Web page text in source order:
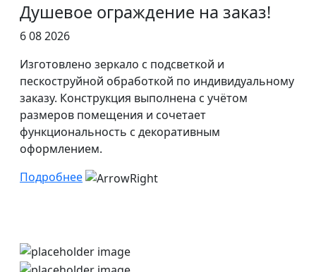
Душевое ограждение на заказ!
6 08 2026
Изготовлено зеркало с подсветкой и
пескоструйной обработкой по индивидуальному
заказу. Конструкция выполнена с учётом
размеров помещения и сочетает
функциональность с декоративным
оформлением.
Подробнее